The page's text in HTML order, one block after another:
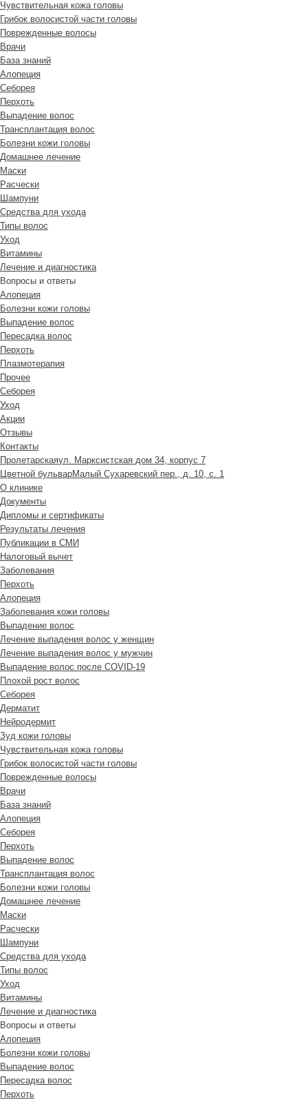
Чувствительная кожа головы
Грибок волосистой части головы
Поврежденные волосы
Врачи
База знаний
Алопеция
Себорея
Перхоть
Выпадение волос
Трансплантация волос
Болезни кожи головы
Домашнее лечение
Маски
Расчески
Шампуни
Средства для ухода
Типы волос
Уход
Витамины
Лечение и диагностика
Вопросы и ответы
Алопеция
Болезни кожи головы
Выпадение волос
Пересадка волос
Перхоть
Плазмотерапия
Прочее
Себорея
Уход
Акции
Отзывы
Контакты
Пролетарскаяул. Марксистская дом 34, корпус 7
Цветной бульварМалый Сухаревский пер., д. 10, с. 1
О клинике
Документы
Дипломы и сертификаты
Результаты лечения
Публикации в СМИ
Налоговый вычет
Заболевания
Перхоть
Алопеция
Заболевания кожи головы
Выпадение волос
Лечение выпадения волос у женщин
Лечение выпадения волос у мужчин
Выпадение волос после COVID-19
Плохой рост волос
Cеборея
Дерматит
Нейродермит
Зуд кожи головы
Чувствительная кожа головы
Грибок волосистой части головы
Поврежденные волосы
Врачи
База знаний
Алопеция
Себорея
Перхоть
Выпадение волос
Трансплантация волос
Болезни кожи головы
Домашнее лечение
Маски
Расчески
Шампуни
Средства для ухода
Типы волос
Уход
Витамины
Лечение и диагностика
Вопросы и ответы
Алопеция
Болезни кожи головы
Выпадение волос
Пересадка волос
Перхоть